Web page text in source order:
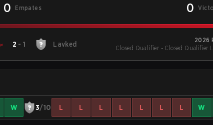
0 Empates 0
2 -1 Lavked
2026
Closed Qualifier - Closed Qualifier
W 3/10 L L L L L L L W